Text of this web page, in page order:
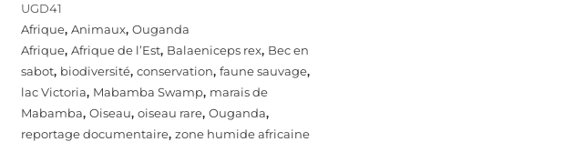
UGD41
Afrique, Animaux, Ouganda
Afrique, Afrique de l’Est, Balaeniceps rex, Bec en
sabot, biodiversité, conservation, faune sauvage,
lac Victoria, Mabamba Swamp, marais de
Mabamba, Oiseau, oiseau rare, Ouganda,
reportage documentaire, zone humide africaine